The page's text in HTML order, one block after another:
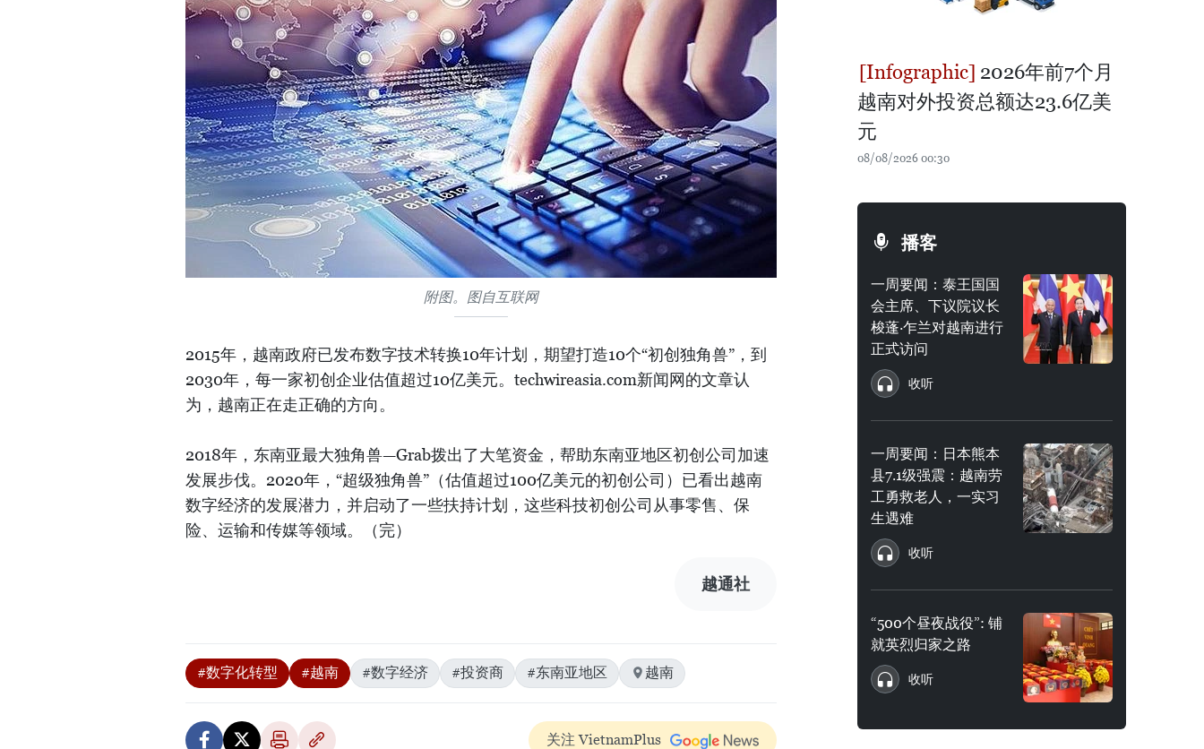
附图。图自互联网
2015年，越南政府已发布数字技术转换10年计划，期望打造10个“初创独角兽”，到
2030年，每一家初创企业估值超过10亿美元。techwireasia.com新闻网的文章认
为，越南正在走正确的方向。
2018年，东南亚最大独角兽—Grab拨出了大笔资金，帮助东南亚地区初创公司加速
发展步伐。2020年，“超级独角兽”（估值超过100亿美元的初创公司）已看出越南
数字经济的发展潜力，并启动了一些扶持计划，这些科技初创公司从事零售、保
险、运输和传媒等领域。（完）
越通社
#数字化转型 #越南 #数字经济 #投资商 #东南亚地区 越南
关注 VietnamPlus
2026年前7个月
越南对外投资总额达23.6亿美
元
08/08/2026 00:30
播客
一周要闻：泰王国国
会主席、下议院议长
梭蓬·乍兰对越南进行
正式访问
收听
一周要闻：日本熊本
县7.1级强震：越南劳
工勇救老人，一实习
生遇难
收听
“500个昼夜战役”: 铺
就英烈归家之路
收听